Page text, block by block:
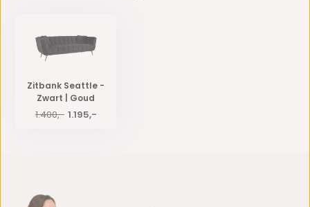
Zitbank Seattle -
Zwart | Goud
1.400,- 1.195,-